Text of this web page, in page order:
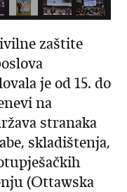
zaštite
je od 15. do
na
stranaka
skladištenja,
(Ottawska